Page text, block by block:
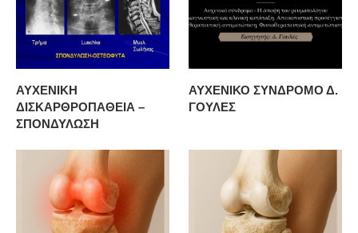
ΑΥΧΕΝΙΚΗ
ΔΙΣΚΑΡΘΡΟΠΑΘΕΙΑ –
ΣΠΟΝΔΥΛΩΣΗ
ΑΥΧΕΝΙΚΟ ΣΥΝΔΡΟΜΟ Δ.
ΓΟΥΛΕΣ